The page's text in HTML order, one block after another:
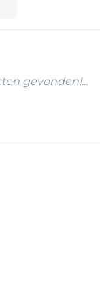
gevonden!...